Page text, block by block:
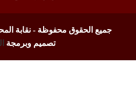
جميع الحقوق محفوظة - نقابة
تصميم وبرمجة